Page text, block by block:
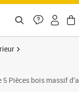
Pièces bois massif